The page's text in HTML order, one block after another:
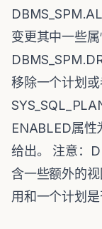
变更其中一些
移除一个计划
ENABLED属性
给出。 注意：
含一些额外的
用和一个计划